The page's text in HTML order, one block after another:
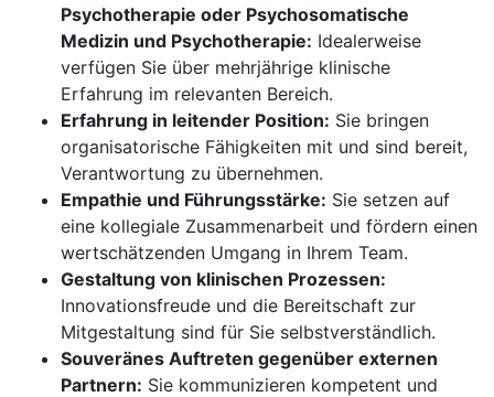
Psychotherapie oder Psychosomatische
Medizin und Psychotherapie: Idealerweise
verfügen Sie über mehrjährige klinische
Erfahrung im relevanten Bereich.
Erfahrung in leitender Position: Sie bringen
organisatorische Fähigkeiten mit und sind bereit,
Verantwortung zu übernehmen.
Empathie und Führungsstärke: Sie setzen auf
eine kollegiale Zusammenarbeit und fördern einen
wertschätzenden Umgang in Ihrem Team.
Gestaltung von klinischen Prozessen:
Innovationsfreude und die Bereitschaft zur
Mitgestaltung sind für Sie selbstverständlich.
Souveränes Auftreten gegenüber externen
Partnern: Sie kommunizieren kompetent und